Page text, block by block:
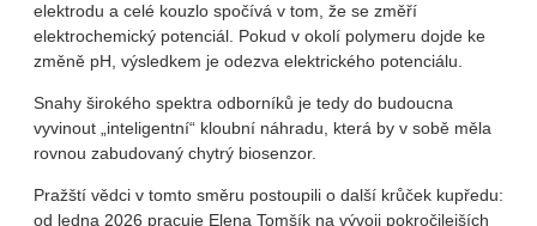
elektrodu a celé kouzlo spočívá v tom, že se změří
elektrochemický potenciál. Pokud v okolí polymeru dojde ke
změně pH, výsledkem je odezva elektrického potenciálu.
Snahy širokého spektra odborníků je tedy do budoucna
vyvinout „inteligentní“ kloubní náhradu, která by v sobě měla
rovnou zabudovaný chytrý biosenzor.
Pražští vědci v tomto směru postoupili o další krůček kupředu:
od ledna 2026 pracuje Elena Tomšík na vývoji pokročilejších